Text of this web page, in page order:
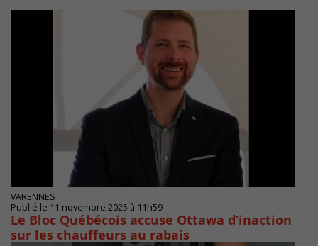
VARENNES
Publié le 11 novembre 2025 à 11h59
Le Bloc Québécois accuse Ottawa d’inaction
sur les chauffeurs au rabais